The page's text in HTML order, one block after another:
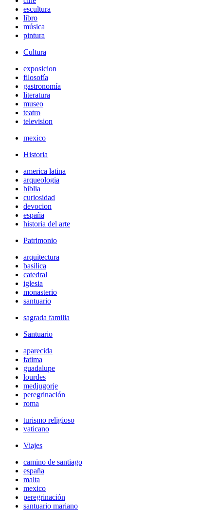
escultura
libro
música
pintura
Cultura
exposicion
filosofía
gastronomía
literatura
museo
teatro
television
mexico
Historia
america latina
arqueologia
biblia
curiosidad
devocion
españa
historia del arte
Patrimonio
arquitectura
basilica
catedral
iglesia
monasterio
santuario
sagrada familia
Santuario
aparecida
fatima
guadalupe
lourdes
medjugorje
peregrinación
roma
turismo religioso
vaticano
Viajes
camino de santiago
españa
malta
mexico
peregrinación
santuario mariano